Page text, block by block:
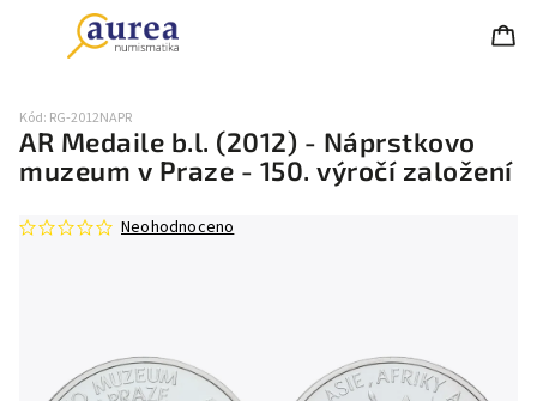
AR Medaile b.l. (2012) - Náprstkovo
muzeum v Praze - 150. výročí založení
Kód: RG-2012NAPR
Neohodnoceno